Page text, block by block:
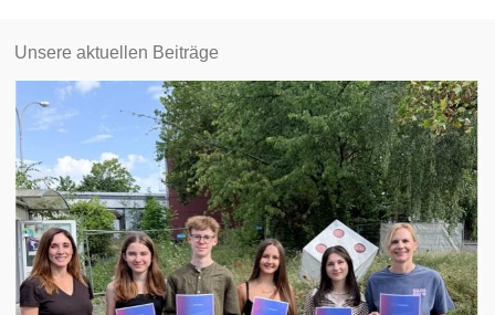
Unsere aktuellen Beiträge